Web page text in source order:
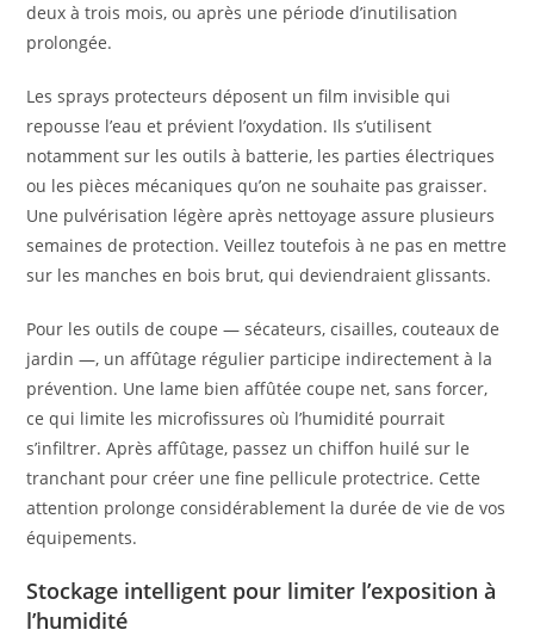
deux à trois mois, ou après une période d’inutilisation
prolongée.
Les sprays protecteurs déposent un film invisible qui
repousse l’eau et prévient l’oxydation. Ils s’utilisent
notamment sur les outils à batterie, les parties électriques
ou les pièces mécaniques qu’on ne souhaite pas graisser.
Une pulvérisation légère après nettoyage assure plusieurs
semaines de protection. Veillez toutefois à ne pas en mettre
sur les manches en bois brut, qui deviendraient glissants.
Pour les outils de coupe — sécateurs, cisailles, couteaux de
jardin —, un affûtage régulier participe indirectement à la
prévention. Une lame bien affûtée coupe net, sans forcer,
ce qui limite les microfissures où l’humidité pourrait
s’infiltrer. Après affûtage, passez un chiffon huilé sur le
tranchant pour créer une fine pellicule protectrice. Cette
attention prolonge considérablement la durée de vie de vos
équipements.
Stockage intelligent pour limiter l’exposition à
l’humidité